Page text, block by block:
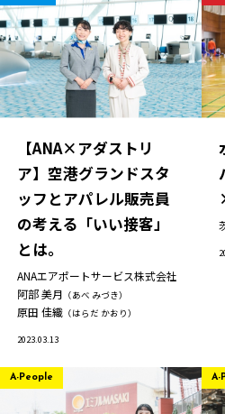
【ANA×アダストリ
ア】空港グランドスタ
ッフとアパレル販売員
の考える「いい接客」
とは。
ANAエアポートサービス株式会社
阿部 美月 （あべ みづき）
原田 佳織 （はらだ かおり）
2023.03.13
A-People A-